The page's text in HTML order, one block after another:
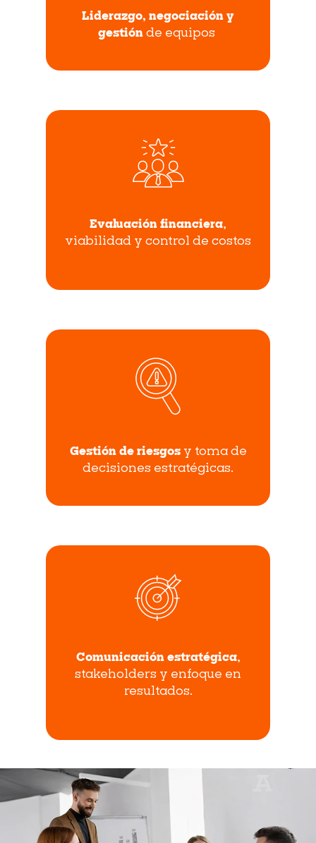
Liderazgo, negociación y
gestión de equipos
Evaluación financiera,
viabilidad y control de costos
Gestión de riesgosy toma de
decisiones estratégicas.
Comunicación estratégica,
stakeholders y enfoque en
resultados.